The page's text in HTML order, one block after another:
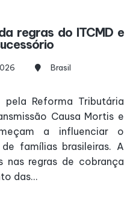
regras do ITCMD e
Brasil
pela Reforma Tributária
Causa Mortis e
a influenciar o
famílias brasileiras. A
regras de cobrança
das...